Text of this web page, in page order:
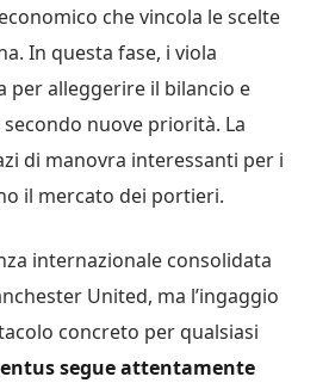
che vincola le scelte
In questa fase, i viola
per alleggerire il bilancio e
nuove priorità. La
di manovra interessanti per i
il mercato dei portieri.
internazionale consolidata
United, ma l’ingaggio
concreto per qualsiasi
segue attentamente